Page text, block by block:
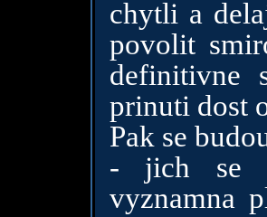
chytli a
povolit
definitivne
prinuti dost
Pak se
- jich se
vyznamna